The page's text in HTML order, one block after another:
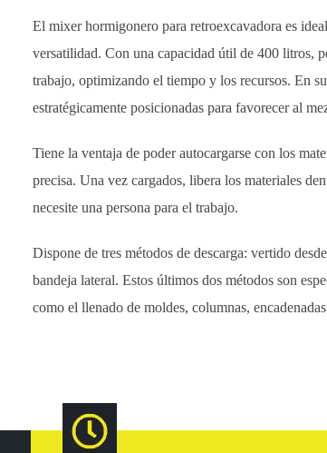
El mixer hormigonero para retroexcavadora es
versatilidad. Con una capacidad útil de 400 litros,
trabajo, optimizando el tiempo y los recursos. En
estratégicamente posicionadas para favorecer al
Tiene la ventaja de poder autocargarse con los
precisa. Una vez cargados, libera los materiales
necesite una persona para el trabajo.
Dispone de tres métodos de descarga: vertido
bandeja lateral. Estos últimos dos métodos son
como el llenado de moldes, columnas,